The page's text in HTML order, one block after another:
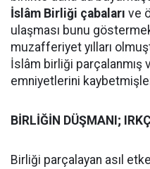
İslâm Birliği çabaları ve
ulaşması bunu
muzafferiyet yılları
İslâm birliği parçalanmış
emniyetlerini
BİRLİĞİN DÜŞMANI;
Birliği parçalayan asıl